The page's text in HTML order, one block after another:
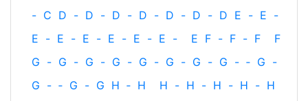
- C D - D - D - D - D - D - D E - E -
E - E - E - E - E - E - E F - F - F
F
G - G - G - G - G - G - G - G - ‐ G -
G - ‐ G - G H ‐ H H - H - H - H - H